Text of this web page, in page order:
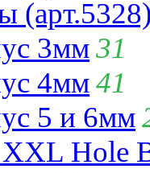
3мм31
4мм41
5 и 6мм
Hole